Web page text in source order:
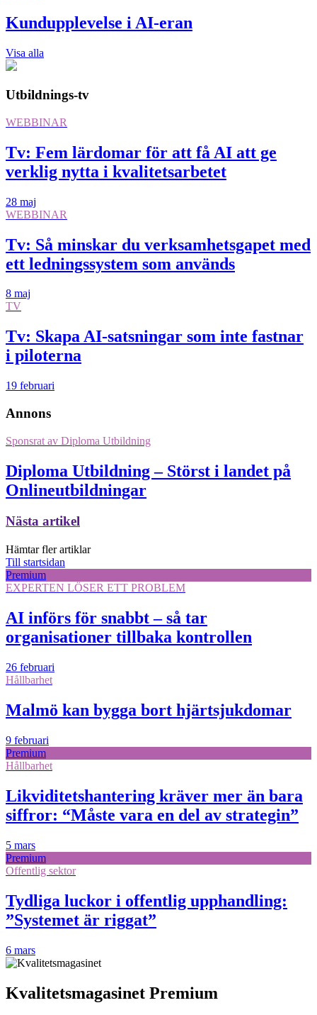
Kundupplevelse i AI-eran
Visa alla
Utbildnings-tv
WEBBINAR
Tv: Fem lärdomar för att få AI att ge
verklig nytta i kvalitetsarbetet
28 maj
WEBBINAR
Tv: Så minskar du verksamhetsgapet med
ett ledningssystem som används
8 maj
TV
Tv: Skapa AI-satsningar som inte fastnar
i piloterna
19 februari
Annons
Sponsrat av Diploma Utbildning
Diploma Utbildning – Störst i landet på
Onlineutbildningar
Nästa artikel
Hämtar fler artiklar
Till startsidan
Premium
EXPERTEN LÖSER ETT PROBLEM
AI införs för snabbt – så tar
organisationer tillbaka kontrollen
26 februari
Hållbarhet
Malmö kan bygga bort hjärtsjukdomar
9 februari
Premium
Hållbarhet
Likviditetshantering kräver mer än bara
siffror: “Måste vara en del av strategin”
5 mars
Premium
Offentlig sektor
Tydliga luckor i offentlig upphandling:
”Systemet är riggat”
6 mars
Kvalitetsmagasinet Premium